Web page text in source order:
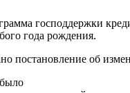
господдержки
года рождения.
постановление об